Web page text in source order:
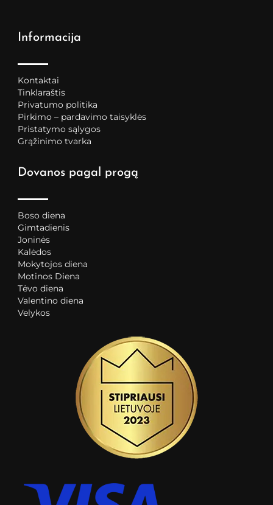
Informacija
Kontaktai
Tinklaraštis
Privatumo politika
Pirkimo – pardavimo taisyklės
Pristatymo sąlygos
Grąžinimo tvarka
Dovanos pagal progą
Boso diena
Gimtadienis
Joninės
Kalėdos
Mokytojos diena
Motinos Diena
Tėvo diena
Valentino diena
Velykos